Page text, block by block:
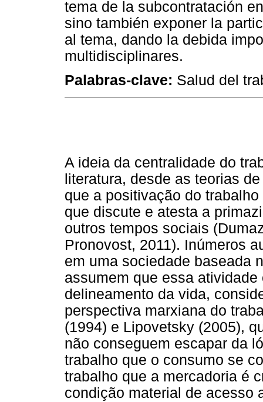
tema de la subcontratación
sino también exponer la
al tema, dando la debida
multidisciplinares.
Palabras-clave: Salud del
A ideia da centralidade do
literatura, desde as teorias
que a positivação do
que discute e atesta a
outros tempos sociais
Pronovost, 2011). Inúmeros
em uma sociedade baseada
assumem que essa
delineamento da vida,
perspectiva marxiana do
(1994) e Lipovetsky (2005),
não conseguem escapar da
trabalho que o consumo se
trabalho que a mercadoria é
condição material de acesso